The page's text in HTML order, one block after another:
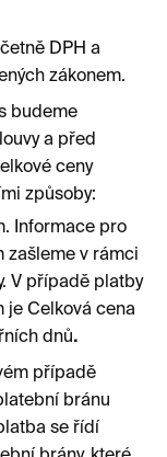
DPH a
zákonem.
budeme
a před
ceny
způsoby:
Informace pro
zašleme v rámci
V případě platby
je Celková cena
dnů.
případě
bránu
se řídí